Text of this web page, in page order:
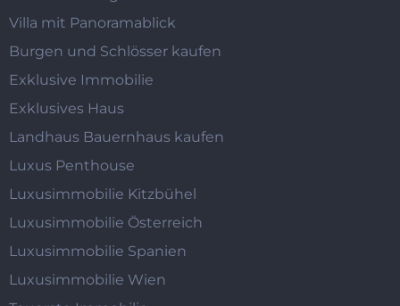
Villa mit Panoramablick
Burgen und Schlösser kaufen
Exklusive Immobilie
Exklusives Haus
Landhaus Bauernhaus kaufen
Luxus Penthouse
Luxusimmobilie Kitzbühel
Luxusimmobilie Österreich
Luxusimmobilie Spanien
Luxusimmobilie Wien